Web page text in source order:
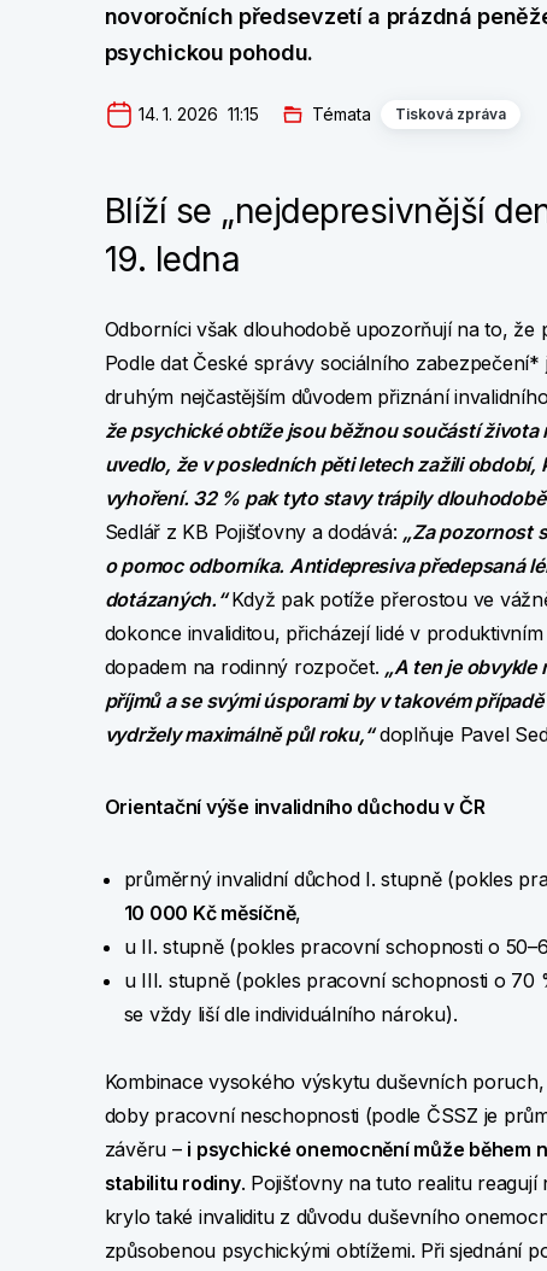
novoročních předsevzetí a prázdná
psychickou pohodu.
14. 1. 2026  11:15 Témata Tisková zpráva
Blíží se „nejdepresivnější
19. ledna
Odborníci však dlouhodobě upozorňují na to, že
Podle dat České správy sociálního
druhým nejčastějším důvodem přiznání
že psychické obtíže jsou běžnou součástí
uvedlo, že v posledních pěti letech zažili
vyhoření. 32 % pak tyto stavy trápily
Sedlář z KB Pojišťovny a dodává: „Za pozornost
o pomoc odborníka. Antidepresiva předepsaná
dotázaných.“Když pak potíže přerostou ve
dokonce invaliditou, přicházejí lidé v
dopadem na rodinný rozpočet. „A ten je obvykle
příjmů a se svými úsporami by v takovém
vydržely maximálně půl roku,“doplňuje Pavel
Orientační výše invalidního důchodu v ČR
průměrný invalidní důchod I. stupně (pokles
10 000 Kč měsíčně,
u II. stupně (pokles pracovní schopnosti o
u III. stupně (pokles pracovní schopnosti o 70
se vždy liší dle individuálního nároku).
Kombinace vysokého výskytu duševních
doby pracovní neschopnosti (podle ČSSZ je
závěru – i psychické onemocnění může během
stabilitu rodiny. Pojišťovny na tuto realitu
krylo také invaliditu z důvodu duševního
způsobenou psychickými obtížemi. Při sjednání